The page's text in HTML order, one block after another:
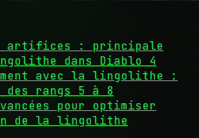
artifices : principale
dans Diablo 4
avec la lingolithe :
rangs 5 à 8
pour optimiser
de la lingolithe